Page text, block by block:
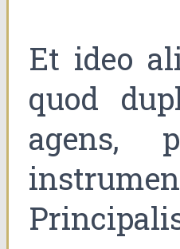
Et ideo
quod
agens,